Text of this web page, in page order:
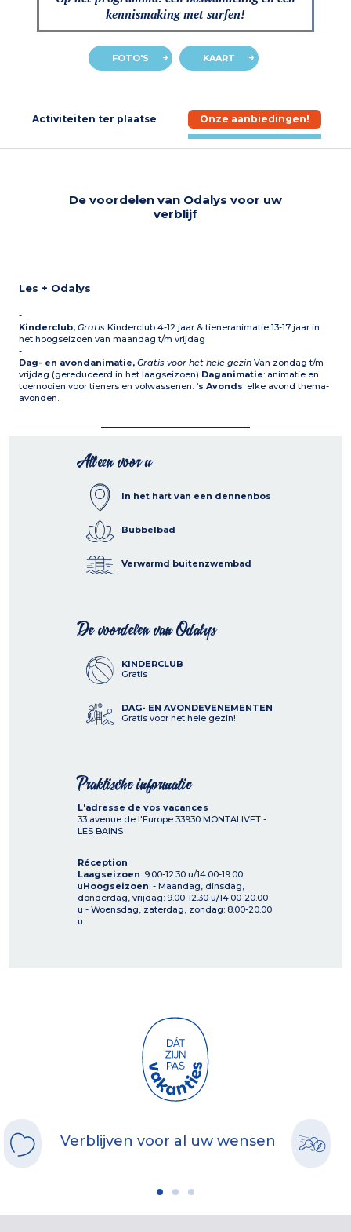
kennismaking met surfen!
FOTO'S KAART
Activiteiten ter plaatse Onze aanbiedingen!
De voordelen van Odalys voor uw
verblijf
Les + Odalys
-
Kinderclub,Gratis Kinderclub 4-12 jaar & tieneranimatie 13-17 jaar in
het hoogseizoen van maandag t/m vrijdag
-
Dag- en avondanimatie,Gratis voor het hele gezinVan zondag t/m
vrijdag (gereduceerd in het laagseizoen) Daganimatie: animatie en
toernooien voor tieners en volwassenen. 's Avonds: elke avond thema-
avonden.
Alleen voor u
In het hart van een dennenbos
Bubbelbad
Verwarmd buitenzwembad
De voordelen van Odalys
KINDERCLUB
Gratis
DAG- EN AVONDEVENEMENTEN
Gratis voor het hele gezin!
Praktische informatie
L'adresse de vos vacances
33 avenue de l'Europe 33930 MONTALIVET -
LES BAINS
Réception
Laagseizoen: 9.00-12.30 u/14.00-19.00
uHoogseizoen: - Maandag, dinsdag,
donderdag, vrijdag: 9.00-12.30 u/14.00-20.00
u - Woensdag, zaterdag, zondag: 8.00-20.00
u
Verblijven voor al uw wensen